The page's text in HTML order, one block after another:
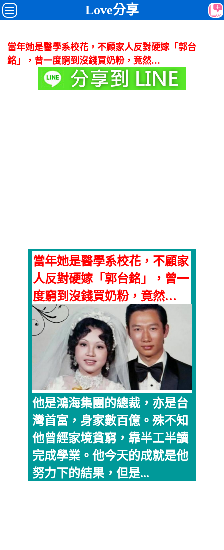
Love分享
當年她是醫學系校花，不顧家人反對硬嫁「郭台
銘」，曾一度窮到沒錢買奶粉，竟然…
當年她是醫學系校花，不顧家
人反對硬嫁「郭台銘」，曾一
度窮到沒錢買奶粉，竟然…
他是鴻海集團的總裁，亦是台
灣首富，身家數百億。殊不知
他曾經家境貧窮，靠半工半讀
完成學業。他今天的成就是他
努力下的結果，但是...